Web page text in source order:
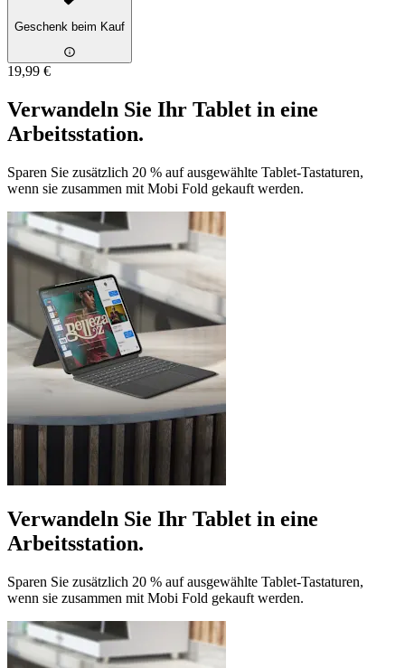
Geschenk beim Kauf
19,99 €
Verwandeln Sie Ihr Tablet in eine
Arbeitsstation.
Sparen Sie zusätzlich 20 % auf ausgewählte Tablet-Tastaturen,
wenn sie zusammen mit Mobi Fold gekauft werden.
Verwandeln Sie Ihr Tablet in eine
Arbeitsstation.
Sparen Sie zusätzlich 20 % auf ausgewählte Tablet-Tastaturen,
wenn sie zusammen mit Mobi Fold gekauft werden.